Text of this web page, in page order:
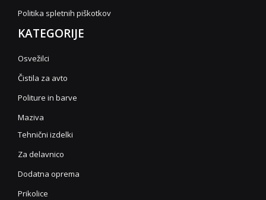
Politika spletnih piškotkov
KATEGORIJE
Osvežilci
Čistila za avto
Politure in barve
Maziva
Tehnični izdelki
Za delavnico
Dodatna oprema
Prikolice